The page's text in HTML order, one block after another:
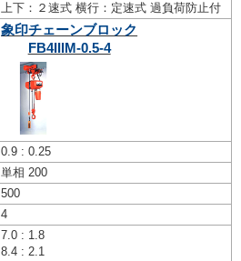
上下：２速式 横行：定速式 過負荷防止付
象印チェーンブロック
FB4IIIM-0.5-4
0.9 : 0.25
単相 200
500
4
7.0 : 1.8
8.4 : 2.1